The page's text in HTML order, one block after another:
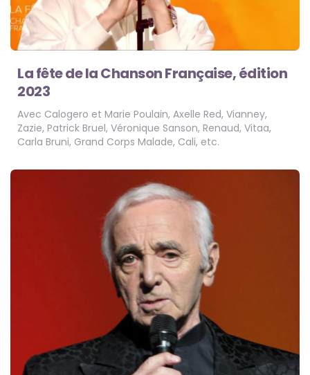
La fête de la Chanson Française, édition
2023
Avec Calogero et Marie Poulain, Axelle Red, Vianney,
Zazie, Patrick Bruel, Véronique Sanson, Renaud, Vitaa,
Carla Bruni, Grand Corps Malade, Cali, etc.